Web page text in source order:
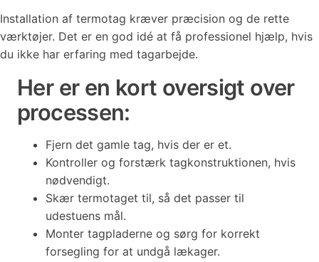
Installation af termotag kræver præcision og de rette
værktøjer. Det er en god idé at få professionel hjælp, hvis
du ikke har erfaring med tagarbejde.
Her er en kort oversigt over
processen:
Fjern det gamle tag, hvis der er et.
Kontroller og forstærk tagkonstruktionen, hvis
nødvendigt.
Skær termotaget til, så det passer til
udestuens mål.
Monter tagpladerne og sørg for korrekt
forsegling for at undgå lækager.